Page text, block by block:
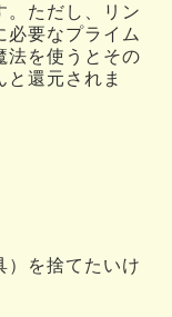
。ただし、リン
必要なプライム
法を使うとその
還元されま
）を捨てたいけ